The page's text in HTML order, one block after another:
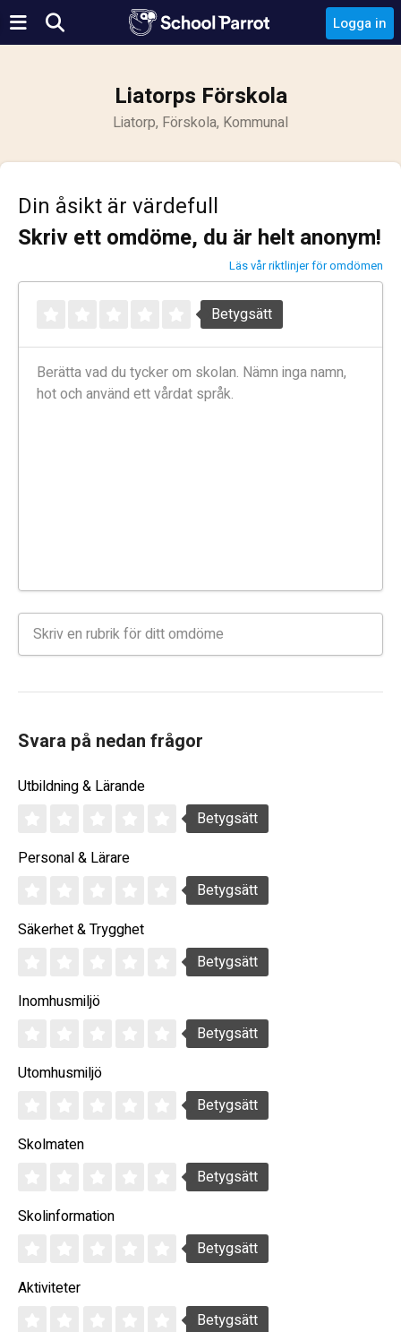
Logga in
Liatorps Förskola
Liatorp, Förskola, Kommunal
Din åsikt är värdefull
Skriv ett omdöme, du är helt anonym!
Läs vår riktlinjer för omdömen
Betygsätt
Svara på nedan frågor
Utbildning & Lärande
Betygsätt
Personal & Lärare
Betygsätt
Säkerhet & Trygghet
Betygsätt
Inomhusmiljö
Betygsätt
Utomhusmiljö
Betygsätt
Skolmaten
Betygsätt
Skolinformation
Betygsätt
Aktiviteter
Betygsätt